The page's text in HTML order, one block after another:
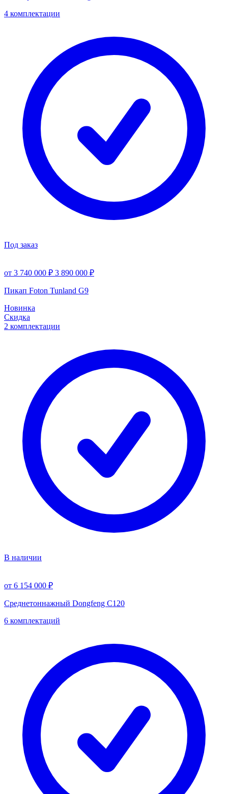
4 комплектации
Под заказ
от 3 740 000 ₽ 3 890 000 ₽
Пикап Foton Tunland G9
Новинка
Скидка
2 комплектации
В наличии
от 6 154 000 ₽
Среднетоннажный Dongfeng C120
6 комплектаций